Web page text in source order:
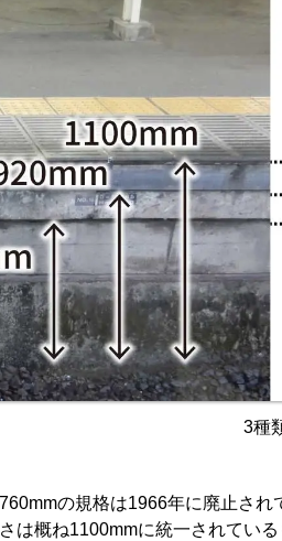
3種
の規格は1966年に廃止され
は概ね1100mmに統一されてい